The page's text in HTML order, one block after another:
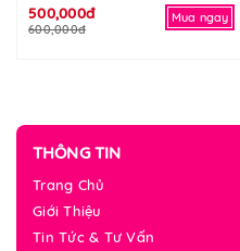
500,000đ
600,000đ
Mua ngay
THÔNG TIN
Trang Chủ
Giới Thiệu
Tin Tức & Tư Vấn